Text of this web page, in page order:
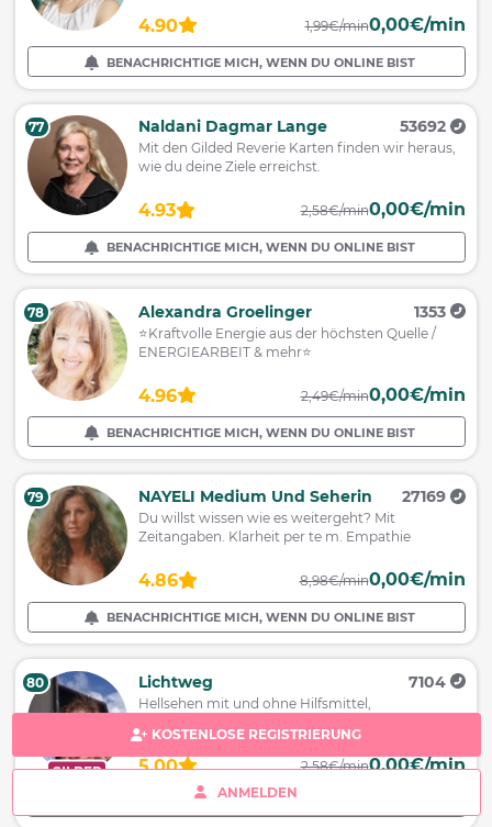
KOSTENLOSE REGISTRIERUNG
ANMELDEN
4.90 1,99€/min0,00€/min
BENACHRICHTIGE MICH, WENN DU ONLINE BIST
77 Naldani Dagmar Lange 53692
Mit den Gilded Reverie Karten finden wir heraus,
wie du deine Ziele erreichst.
4.93 2,58€/min0,00€/min
BENACHRICHTIGE MICH, WENN DU ONLINE BIST
78 Alexandra Groelinger 1353
⭐️Kraftvolle Energie aus der höchsten Quelle /
ENERGIEARBEIT & mehr⭐️
4.96 2,49€/min0,00€/min
BENACHRICHTIGE MICH, WENN DU ONLINE BIST
79 NAYELI Medium Und Seherin 27169
Du willst wissen wie es weitergeht? Mit
Zeitangaben. Klarheit per te m. Empathie
4.86 8,98€/min0,00€/min
BENACHRICHTIGE MICH, WENN DU ONLINE BIST
SILBER
80 Lichtweg 7104
Hellsehen mit und ohne Hilfsmittel,
5.00 2,58€/min0,00€/min
BENACHRICHTIGE MICH, WENN DU ONLINE BIST